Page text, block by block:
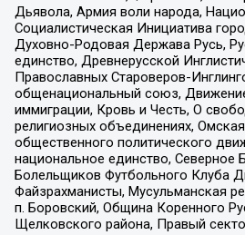
Дьявола, Армия воли народа,
Социалистическая Инициатива
Духовно-Родовая Держава Русь,
единство, Древнерусской
Православных Староверов-
общенациональный союз,
иммиграции, Кровь и Честь, О
религиозных объединениях,
общественного политического
национальное единство, Северное
Болельщиков Футбольного Клуба
Файзрахманисты, Мусульманская
п. Боровский, Община Коренного
Щелковского района, Правый